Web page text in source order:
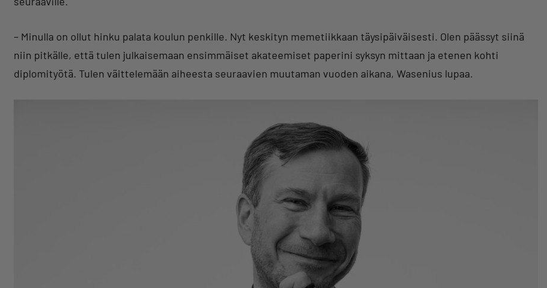
– Minulla on ollut hinku palata koulun penkille. Nyt keskityn memetiikkaan täysipäiväisesti. Olen päässyt siinä
niin pitkälle, että tulen julkaisemaan ensimmäiset akateemiset paperini syksyn mittaan ja etenen kohti
diplomityötä. Tulen väittelemään aiheesta seuraavien muutaman vuoden aikana, Wasenius lupaa.